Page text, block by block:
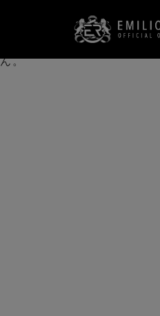
ご指定のページは見つかり
削除されたかＵＲＬが変更
ん。